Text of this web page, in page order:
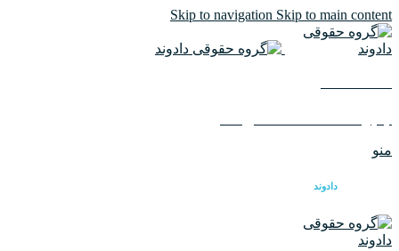
Skip to navigation Skip to main content
منو
دادوند